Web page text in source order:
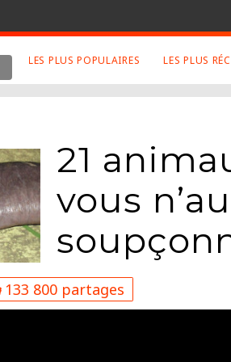
Art
Photographies
Robot
Musique
Cinema
Twitter
Mentions Légales
Conditions
LES PLUS POPULAIRES LES PLUS
21
vous
133 800 partages